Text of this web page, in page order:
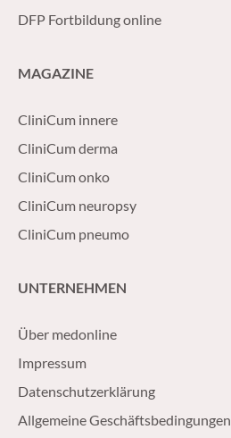
DFP Fortbildung online
MAGAZINE
CliniCum innere
CliniCum derma
CliniCum onko
CliniCum neuropsy
CliniCum pneumo
UNTERNEHMEN
Über medonline
Impressum
Datenschutzerklärung
Allgemeine Geschäftsbedingungen